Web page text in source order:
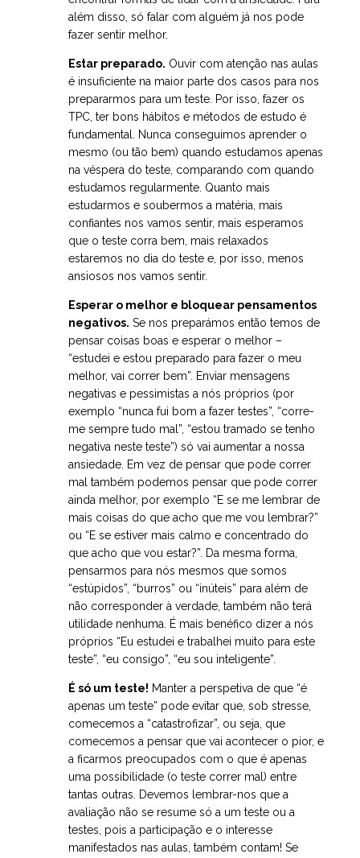
além disso, só falar com alguém já nos pode
fazer sentir melhor.
Estar preparado. Ouvir com atenção nas aulas
é insuficiente na maior parte dos casos para nos
prepararmos para um teste. Por isso, fazer os
TPC, ter bons hábitos e métodos de estudo é
fundamental. Nunca conseguimos aprender o
mesmo (ou tão bem) quando estudamos apenas
na véspera do teste, comparando com quando
estudamos regularmente. Quanto mais
estudarmos e soubermos a matéria, mais
confiantes nos vamos sentir, mais esperamos
que o teste corra bem, mais relaxados
estaremos no dia do teste e, por isso, menos
ansiosos nos vamos sentir.
Esperar o melhor e bloquear pensamentos
negativos. Se nos preparámos então temos de
pensar coisas boas e esperar o melhor –
“estudei e estou preparado para fazer o meu
melhor, vai correr bem”. Enviar mensagens
negativas e pessimistas a nós próprios (por
exemplo “nunca fui bom a fazer testes”, “corre-
me sempre tudo mal”, “estou tramado se tenho
negativa neste teste”) só vai aumentar a nossa
ansiedade. Em vez de pensar que pode correr
mal também podemos pensar que pode correr
ainda melhor, por exemplo “E se me lembrar de
mais coisas do que acho que me vou lembrar?”
ou “E se estiver mais calmo e concentrado do
que acho que vou estar?”. Da mesma forma,
pensarmos para nós mesmos que somos
“estúpidos”, “burros” ou “inúteis” para além de
não corresponder à verdade, também não terá
utilidade nenhuma. É mais benéfico dizer a nós
próprios “Eu estudei e trabalhei muito para este
teste”, “eu consigo”, “eu sou inteligente”.
É só um teste! Manter a perspetiva de que “é
apenas um teste” pode evitar que, sob stresse,
comecemos a “catastrofizar”, ou seja, que
comecemos a pensar que vai acontecer o pior, e
a ficarmos preocupados com o que é apenas
uma possibilidade (o teste correr mal) entre
tantas outras. Devemos lembrar-nos que a
avaliação não se resume só a um teste ou a
testes, pois a participação e o interesse
manifestados nas aulas, também contam! Se